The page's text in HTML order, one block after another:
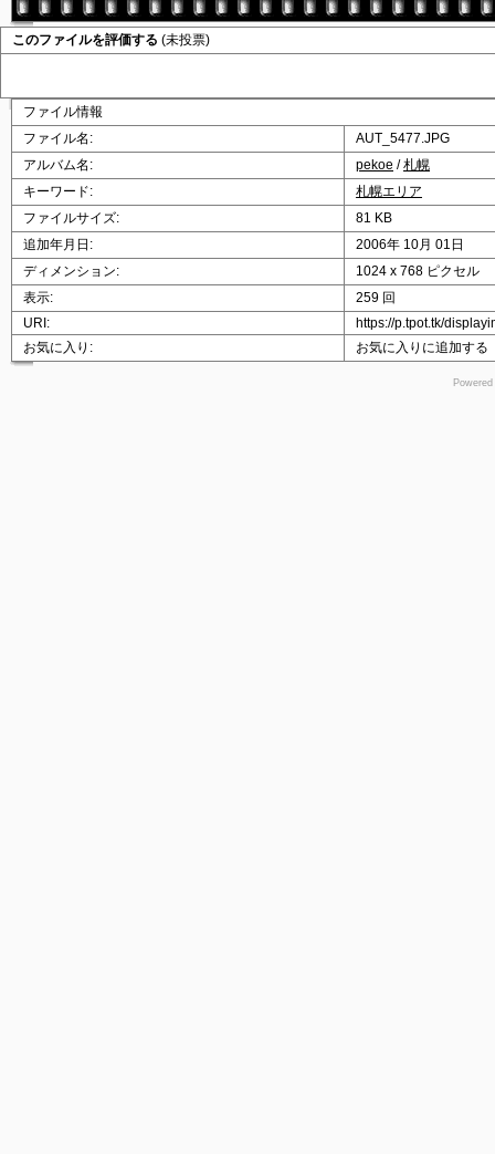
このファイルを評価する (未投票)
ファイル情報
ファイル名:
AUT_5477.JPG
アルバム名:
pekoe /札幌
キーワード:
札幌エリア
ファイルサイズ:
81 KB
追加年月日:
2006年 10月 01日
ディメンション:
1024 x 768 ピクセル
表示:
259 回
URI:
https://p.tpot.tk/
お気に入り:
お気に入りに追加する